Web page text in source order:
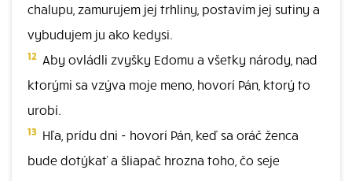
chalupu, zamurujem jej trhliny, postavím jej sutiny a
vybudujem ju ako kedysi.
12 Aby ovládli zvyšky Edomu a všetky národy, nad
ktorými sa vzýva moje meno, hovorí Pán, ktorý to
urobí.
13 Hľa, prídu dni - hovorí Pán, keď sa oráč ženca
bude dotýkať a šliapač hrozna toho, čo seje